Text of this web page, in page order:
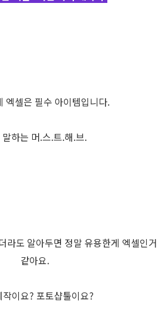
엑셀은 필수 아이템입니다.
말하는 머.스.트.해.브.
라도 알아두면 정말 유용한게 엑셀인거
같아요.
이요? 포토샵툴이요?